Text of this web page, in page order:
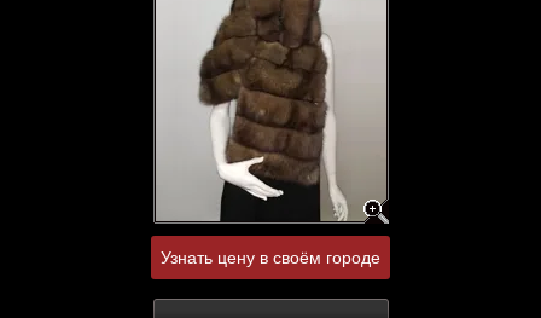
Узнать цену в своём городе